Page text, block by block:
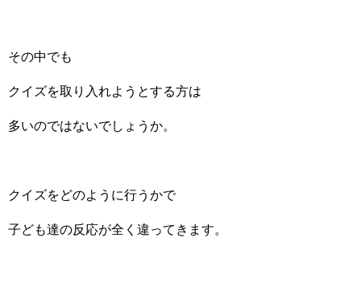
その中でも
クイズを取り入れようとする方は
多いのではないでしょうか。
クイズをどのように行うかで
子ども達の反応が全く違ってきます。